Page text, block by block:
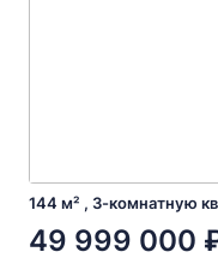
144 м² , 3-комнатную
49 999 000